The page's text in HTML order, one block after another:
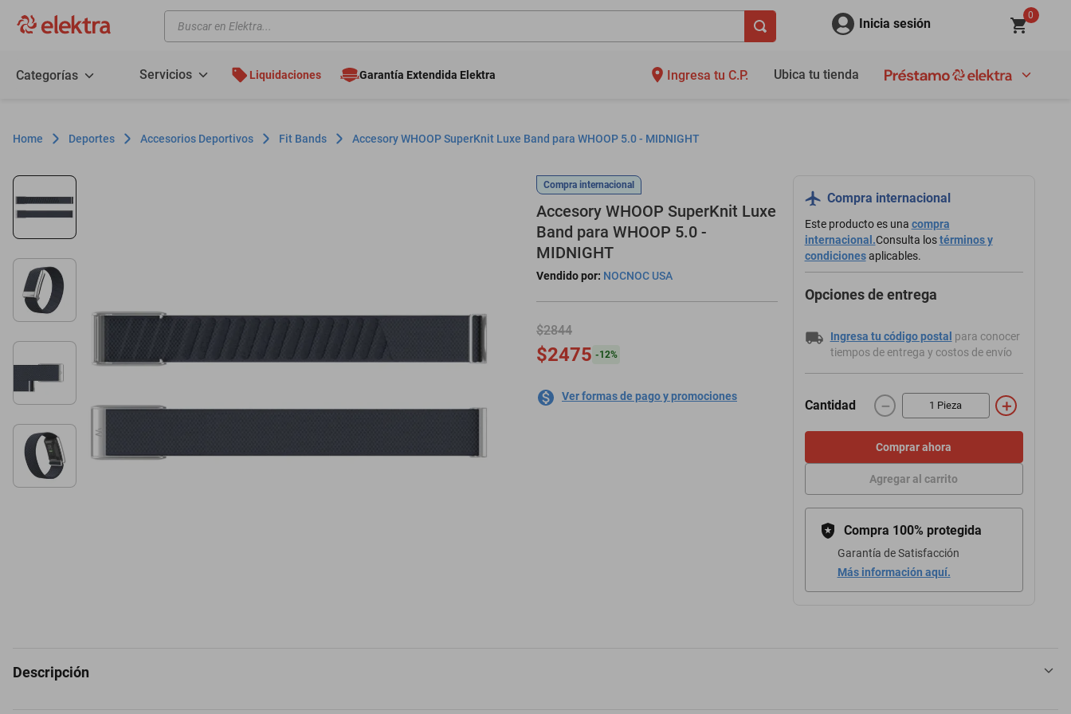
Buscar en Elektra... Inicia sesión
0
Categorías Servicios Liquidaciones Garantía Extendida Elektra Ingresa tu C.P. Ubica tu tienda
Deportes Accesorios Deportivos Fit Bands Accesory WHOOP SuperKnit Luxe Band para WHOOP 5.0 - MIDNIGHT
Compra internacional
Accesory WHOOP SuperKnit Luxe
Band para WHOOP 5.0 -
MIDNIGHT
Vendido por: NOCNOC USA
$2844
$2475 -12%
Ver formas de pago y promociones
Compra internacional
Este producto es una compra
internacional.Consulta los términos y
condiciones aplicables.
Opciones de entrega
Ingresa tu código postal para conocer
tiempos de entrega y costos de envío
Cantidad ＋
－
Comprar ahora
Agregar al carrito
Compra 100% protegida
Garantía de Satisfacción
Más información aquí.
Descripción
motos